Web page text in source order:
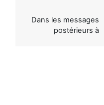
Dans les messages
postérieurs à